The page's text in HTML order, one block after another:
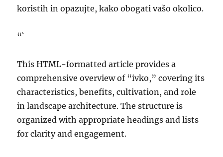
koristih in opazujte, kako obogati vašo okolico.
“`
This HTML-formatted article provides a
comprehensive overview of “ivko,” covering its
characteristics, benefits, cultivation, and role
in landscape architecture. The structure is
organized with appropriate headings and lists
for clarity and engagement.